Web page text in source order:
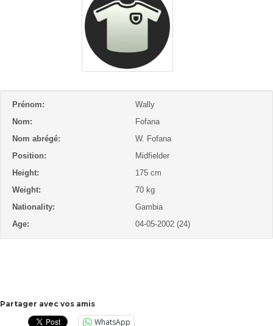
Prénom:
Wally
Nom:
Fofana
Nom abrégé:
W. Fofana
Position:
Midfielder
Height:
175 cm
Weight:
70 kg
Nationality:
Gambia
Age:
04-05-2002 (24)
Partager avec vos amis
WhatsApp